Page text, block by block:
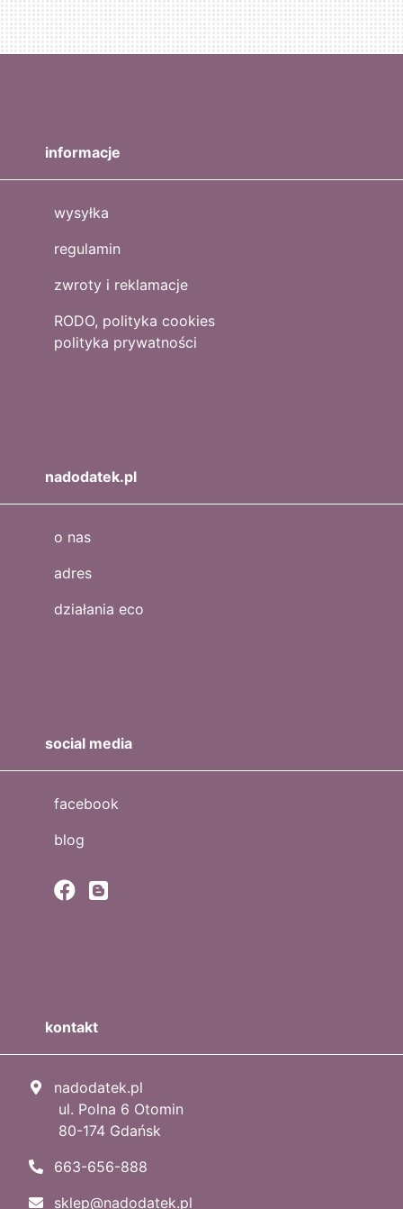
informacje
wysyłka
regulamin
zwroty i reklamacje
RODO, polityka cookies
polityka prywatności
nadodatek.pl
o nas
adres
działania eco
social media
facebook
blog
kontakt
nadodatek.pl
ul. Polna 6 Otomin
80-174 Gdańsk
663-656-888
sklep@nadodatek.pl